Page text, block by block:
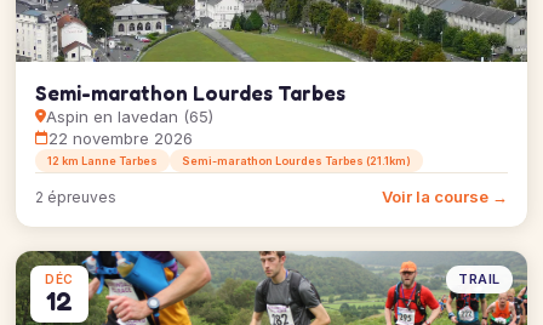
Semi-marathon Lourdes Tarbes
Aspin en lavedan (65)
22 novembre 2026
12 km Lanne Tarbes Semi-marathon Lourdes Tarbes (21.1km)
2 épreuves Voir la course →
DÉC
12
TRAIL